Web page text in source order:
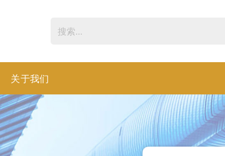
关于我们